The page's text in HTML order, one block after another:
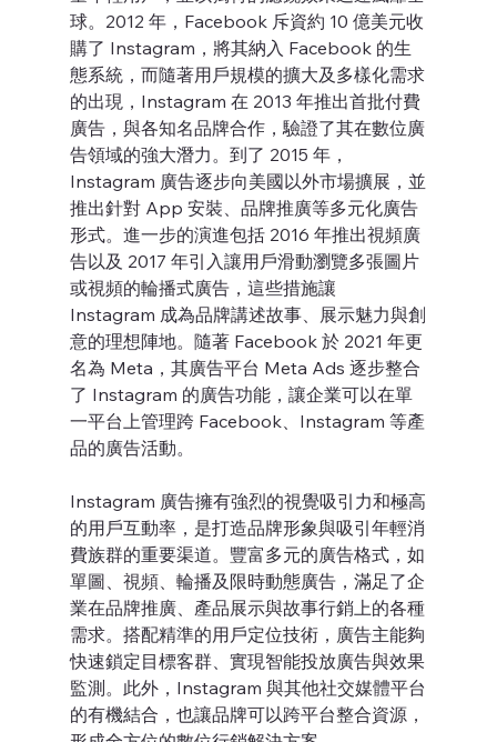
球。2012 年，Facebook 斥資約 10 億美元收
購了 Instagram，將其納入 Facebook 的生
態系統，而隨著用戶規模的擴大及多樣化需求
的出現，Instagram 在 2013 年推出首批付費
廣告，與各知名品牌合作，驗證了其在數位廣
告領域的強大潛力。到了 2015 年，
Instagram 廣告逐步向美國以外市場擴展，並
推出針對 App 安裝、品牌推廣等多元化廣告
形式。進一步的演進包括 2016 年推出視頻廣
告以及 2017 年引入讓用戶滑動瀏覽多張圖片
或視頻的輪播式廣告，這些措施讓
Instagram 成為品牌講述故事、展示魅力與創
意的理想陣地。隨著 Facebook 於 2021 年更
名為 Meta，其廣告平台 Meta Ads 逐步整合
了 Instagram 的廣告功能，讓企業可以在單
一平台上管理跨 Facebook、Instagram 等產
品的廣告活動。
Instagram 廣告擁有強烈的視覺吸引力和極高
的用戶互動率，是打造品牌形象與吸引年輕消
費族群的重要渠道。豐富多元的廣告格式，如
單圖、視頻、輪播及限時動態廣告，滿足了企
業在品牌推廣、產品展示與故事行銷上的各種
需求。搭配精準的用戶定位技術，廣告主能夠
快速鎖定目標客群、實現智能投放廣告與效果
監測。此外，Instagram 與其他社交媒體平台
的有機結合，也讓品牌可以跨平台整合資源，